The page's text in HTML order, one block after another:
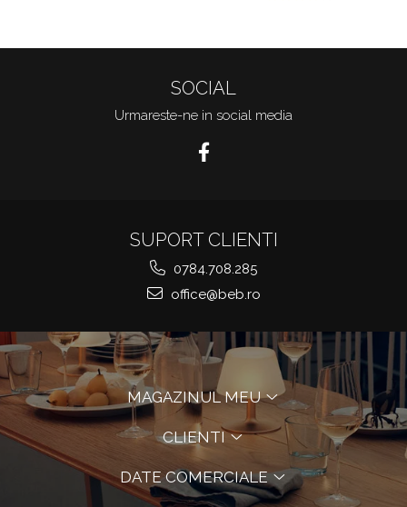
SOCIAL
Urmareste-ne in social media
SUPORT CLIENTI
0784.708.285
office@beb.ro
MAGAZINUL MEU
CLIENTI
DATE COMERCIALE